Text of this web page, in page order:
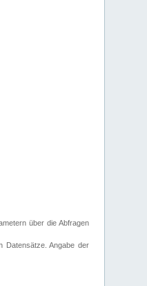
über die Abfragen
Datensätze. Angabe der